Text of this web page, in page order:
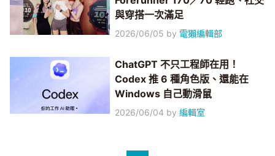
與穿搭一次滿足
2026/06/05 by 電獺編輯部
ChatGPT 不只工程師在用！
Codex 推 6 種角色版、還能在
Windows 自己動滑鼠
2026/06/04 by編輯室